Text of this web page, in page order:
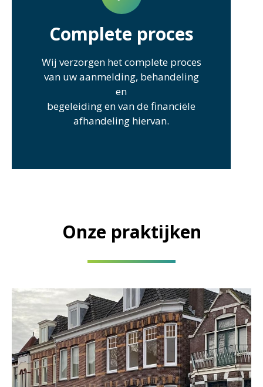
Complete proces
Wij verzorgen het complete proces
van uw aanmelding, behandeling
en
begeleiding en van de financiële
afhandeling hiervan.
Onze praktijken